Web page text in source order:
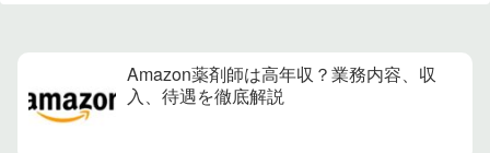
Amazon薬剤師は高年収？業務内容、収
入、待遇を徹底解説